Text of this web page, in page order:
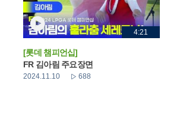
4:21
[롯데 챔피언십]
FR 김아림 주요장면
2024.11.10 688